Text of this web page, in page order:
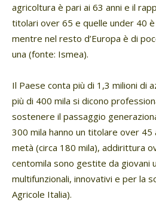
agricoltura è pari ai 63 anni e il
titolari over 65 e quelle under 40 è
mentre nel resto d’Europa è di
una (fonte: Ismea).
Il Paese conta più di 1,3 milioni di
più di 400 mila si dicono
sostenere il passaggio
300 mila hanno un titolare over 45
metà (circa 180 mila), addirittura
centomila sono gestite da giovani
multifunzionali, innovativi e per la
Agricole Italia).